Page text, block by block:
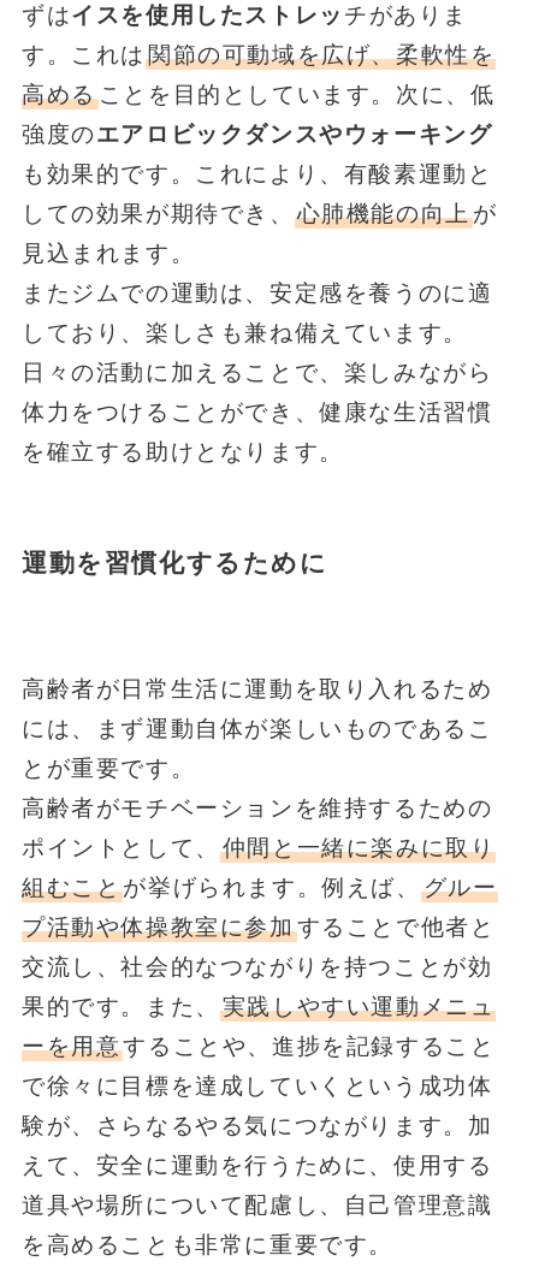
ずはイスを使用したストレッ チがありま
す。これは 関節の可動域を広げ、柔軟性を
高めることを目的としています。次に、低
強度のエアロビックダンスやウォーキング
も効果的です。これにより、有酸素運動と
しての効果が期待でき、 心肺機能の向上が
見込まれます。
またジムでの運動は、安定感を養うのに適
しており、楽しさも兼ね備えています。
日々の活動に加えることで、楽しみながら
体力をつけることができ、健康な生活習慣
を確立する助けとなります。
運動を習慣化するために
高齢者が日常生活に運動を取り入れるため
には、まず運動自体が楽しいものであるこ
とが重要です。
高齢者がモチベーションを維持するための
ポイントとして、 仲間と一緒に楽みに取り
組むことが挙げられます。例えば、 グルー
プ活動や体操教室に参加することで他者と
交流し、社会的なつながりを持つことが効
果的です。また、 実践しやすい運動メニュ
ーを用意することや、進捗を記録すること
で徐々に目標を達成していくという成功体
験が、さらなるやる気につながります。加
えて、安全に運動を行うために、使用する
道具や場所について配慮し、自己管理意識
を高めることも非常に重要です。